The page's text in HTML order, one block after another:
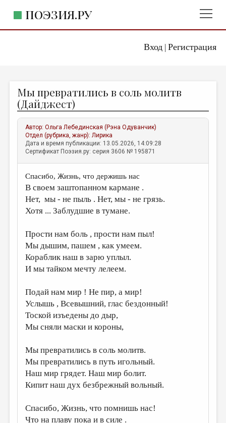
Вход| Регистрация
ПОЭЗИЯ.РУ
ЖАНРЫ
АВТОРЫ
КОММЕНТАРИИ
ЛИТСАЛОН
ПРАВИЛА САЙТА
ОТДЕЛЫ И РУБРИКИ
ДАЙДЖЕСТ
ПРОИЗВЕДЕНИЯ
КОНКУРСЫ
ДЕТСКАЯ КОМНАТА
КНИЖНАЯ ПОЛКА
ОБЗОР ЛИТЕРАТУРЫ
СТРАНИЦЫ ПАМЯТИ
ОБЪЯВЛЕНИЯ
КОЛОНКА РЕДАКТОРА
РЕДКОЛЛЕГИЯ
Мы превратились в соль молитв
(Дайджест)
Автор:Ольга Лебединская (Рэна Одуванчик)
Отдел (рубрика, жанр):Лирика
Дата и время публикации: 13.05.2026, 14:09:28
Сертификат Поэзия.ру: серия 3606 № 195871
Спасибо, Жизнь, что держишь нас
В своем заштопанном кармане .
Нет, мы - не пыль . Нет, мы - не грязь.
Хотя ... Заблудшие в тумане.
Прости нам боль , прости нам пыл!
Мы дышим, пашем , как умеем.
Кораблик наш в зарю уплыл.
И мы тайком мечту лелеем.
Подай нам мир ! Не пир, а мир!
Услышь , Всевышний, глас бездонный!
Тоской изъедены до дыр,
Мы сняли маски и короны,
Мы превратились в соль молитв.
Мы превратились в путь игольный.
Наш мир грядет. Наш мир болит.
Кипит наш дух безбрежный вольный.
Спасибо, Жизнь, что помнишь нас!
Что на плаву пока и в силе .